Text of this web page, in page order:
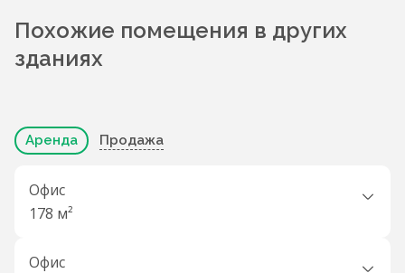
Похожие помещения в других
зданиях
Аренда Продажа
Офис
178 м²
Офис